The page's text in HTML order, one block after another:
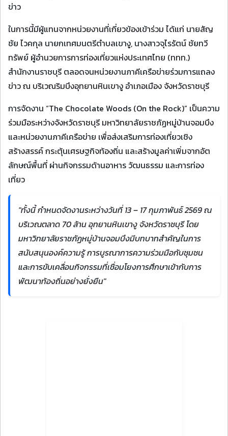
ข่าว
ในการนี้มีผู้แทนจากหน่วยงานที่เกี่ยวข้องเข้าร่วม ได้แก่ นายสัญ
ชัย ไวคกุล นายกเทศมนตรีตำบลเขางู, นางสาวจุไรรัตน์ ชัยทวี
ทรัพย์ ผู้อำนวยการการท่องเที่ยวแห่งประเทศไทย (ททท.)
สำนักงานราชบุรี ตลอดจนหน่วยงานภาคีเครือข่ายร่วมการแถลง
ข่าว ณ บริเวณริมบึงอุทยานหินเขางู อำเภอเมือง จังหวัดราชบุรี
การจัดงาน “The Chocolate Woods (On the Rock)” เป็นความ
ร่วมมือระหว่างจังหวัดราชบุรี มหาวิทยาลัยราชภัฏหมู่บ้านจอมบึง
และหน่วยงานภาคีเครือข่าย เพื่อส่งเสริมการท่องเที่ยวเชิง
สร้างสรรค์ กระตุ้นเศรษฐกิจท้องถิ่น และสร้างมูลค่าเพิ่มจากอัต
ลักษณ์พื้นที่ ผ่านกิจกรรมด้านอาหาร วัฒนธรรม และการท่อง
เที่ยว
"ทั้งนี้ กำหนดจัดงานระหว่างวันที่ 13 – 17 กุมภาพันธ์ 2569 ณ
บริเวณตลาด 70 ล้าน อุทยานหินเขางู จังหวัดราชบุรี โดย
มหาวิทยาลัยราชภัฏหมู่บ้านจอมบึงมีบทบาทสำคัญในการ
สนับสนุนองค์ความรู้ การบูรณาการความร่วมมือกับชุมชน
และการขับเคลื่อนกิจกรรมที่เชื่อมโยงการศึกษาเข้ากับการ
พัฒนาท้องถิ่นอย่างยั่งยืน"